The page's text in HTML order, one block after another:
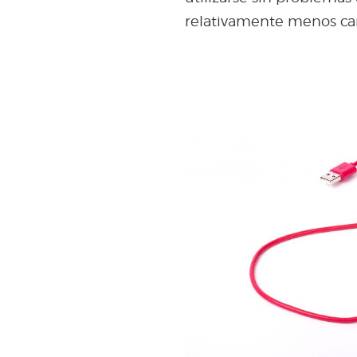
relativamente menos